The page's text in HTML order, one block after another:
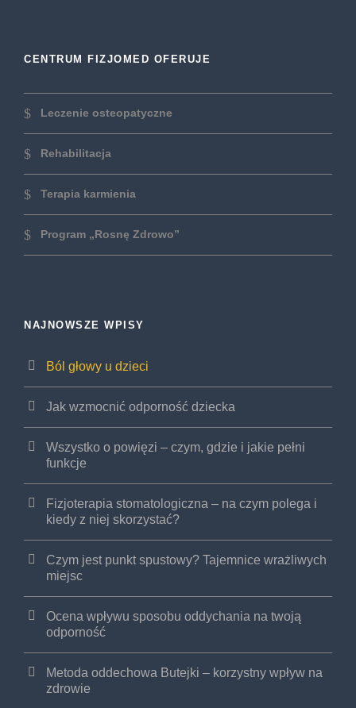
CENTRUM FIZJOMED OFERUJE
Leczenie osteopatyczne
Rehabilitacja
Terapia karmienia
Program „Rosnę Zdrowo”
NAJNOWSZE WPISY
Ból głowy u dzieci
Jak wzmocnić odporność dziecka
Wszystko o powięzi – czym, gdzie i jakie pełni
funkcje
Fizjoterapia stomatologiczna – na czym polega i
kiedy z niej skorzystać?
Czym jest punkt spustowy? Tajemnice wrażliwych
miejsc
Ocena wpływu sposobu oddychania na twoją
odporność
Metoda oddechowa Butejki – korzystny wpływ na
zdrowie